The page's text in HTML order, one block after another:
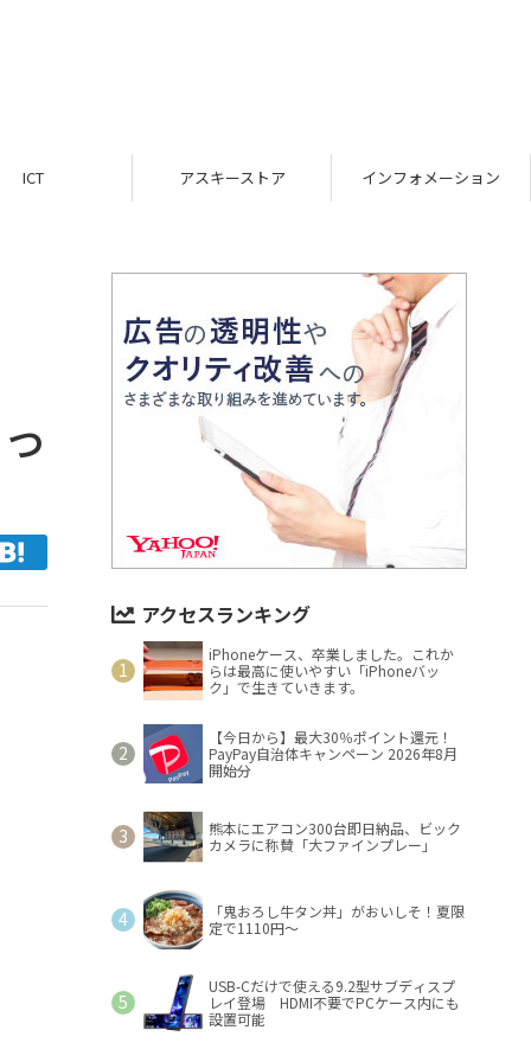
ICT アスキーストア インフォメーション
アクセスランキング
iPhoneケース、卒業しました。これか
らは最高に使いやすい「iPhoneバッ
ク」で生きていきます。
【今日から】最大30％ポイント還元！
PayPay自治体キャンペーン 2026年8月
開始分
熊本にエアコン300台即日納品、ビック
カメラに称賛「大ファインプレー」
「鬼おろし牛タン丼」がおいしそ！夏限
定で1110円～
USB-Cだけで使える9.2型サブディスプ
レイ登場 HDMI不要でPCケース内にも
設置可能